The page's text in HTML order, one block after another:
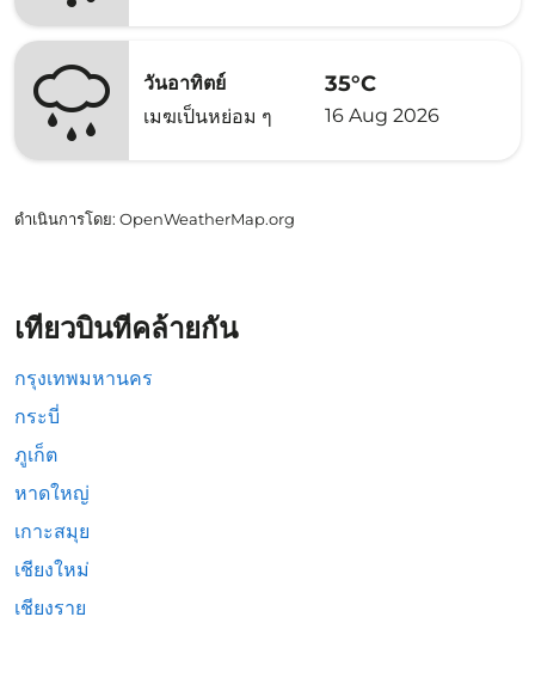
วันอาทิตย์
เมฆเป็นหย่อม ๆ
35°C
16 Aug 2026
ดำเนินการโดย: OpenWeatherMap.org
เที่ยวบินที่คล้ายกัน
กรุงเทพมหานคร
กระบี่
ภูเก็ต
หาดใหญ่
เกาะสมุย
เชียงใหม่
เชียงราย